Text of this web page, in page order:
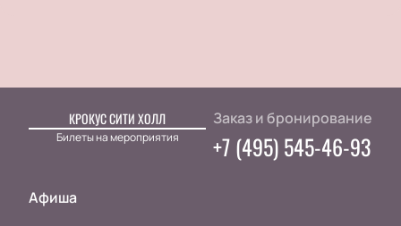
КРОКУС СИТИ ХОЛЛ
Билеты на мероприятия
Афиша
Заказ и бронирование
+7 (495) 545-46-93